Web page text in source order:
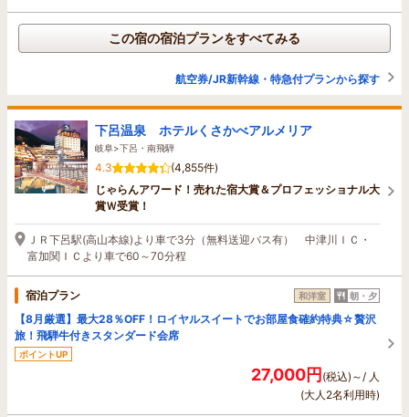
この宿の宿泊プランをすべてみる
航空券/JR新幹線・特急付プランから探す
下呂温泉 ホテルくさかべアルメリア
岐阜>下呂・南飛騨
4.3
(4,855件)
じゃらんアワード！売れた宿大賞＆プロフェッショナル大
賞Ｗ受賞！
ＪＲ下呂駅(高山本線)より車で3分（無料送迎バス有） 中津川ＩＣ・
富加関ＩＣより車で60～70分程
宿泊プラン 和洋室 朝・夕
【8月厳選】最大28％OFF！ロイヤルスイートでお部屋食確約特典☆贅沢
旅！飛騨牛付きスタンダード会席
ポイントUP
27,000円(税込)～/ 人
(大人2名利用時)